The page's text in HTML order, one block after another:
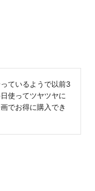
ているようで以前3
使ってツヤツヤに
でお得に購入でき